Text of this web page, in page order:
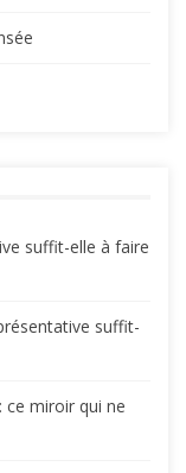
suffit-elle à faire
suffit-
ce miroir qui ne